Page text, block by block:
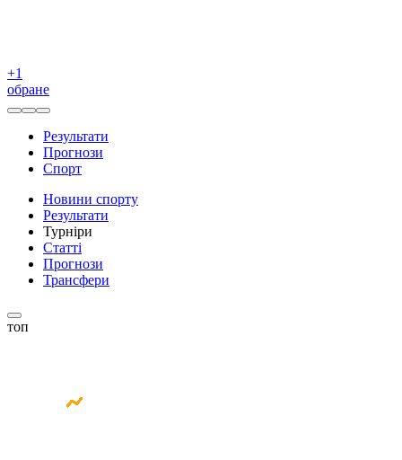
+1
обране
Результати
Прогнози
Спорт
Новини спорту
Результати
Турніри
Статті
Прогнози
Трансфери
топ